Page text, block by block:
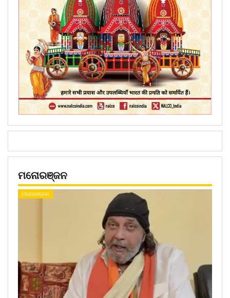
ମନୋରଞ୍ଜନ
ମନୋରଞ୍ଜନ